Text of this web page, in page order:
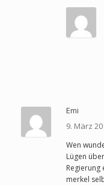
Emi
9. März
Wen
Lügen
Regierung
merkel